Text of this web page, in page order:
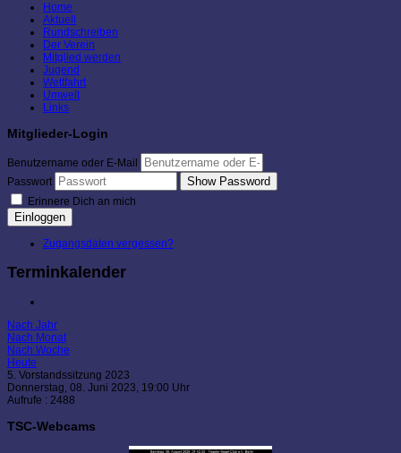
Home
Aktuell
Rundschreiben
Der Verein
Mitglied werden
Jugend
Wettfahrt
Umwelt
Links
Mitglieder-Login
Benutzername oder E-Mail
Passwort
Show Password
Erinnere Dich an mich
Einloggen
Zugangsdaten vergessen?
Terminkalender
Nach Jahr
Nach Monat
Nach Woche
Heute
5. Vorstandssitzung 2023
Donnerstag, 08. Juni 2023, 19:00 Uhr
Aufrufe : 2488
TSC-Webcams